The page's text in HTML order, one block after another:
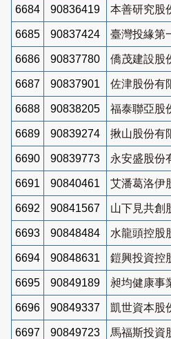
6684 90836419 本善研究股
6685 90837424 臺灣投緣第
6686 90837780 僑茂建設股
6687 90837901 佐津股份有
6688 90838205 福泰聯亞股
6689 90839274 揪山股份有
6690 90839773 永安盛股份
6691 90840461 艾潘葛洛伊
6692 90841567 山下見共創
6693 90848484 水龍頭控股
6694 90848631 鎧興投資控
6695 90849189 昶均健康事
6696 90849337 凱世資本股
6697 90849723 馬福斯投資